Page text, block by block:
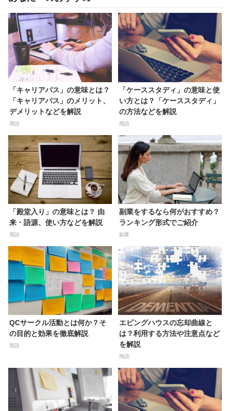
「キャリアパス」の意味とは？
「キャリアパス」のメリット、
デメリットなどを解説
用語
「ケーススタディ」の意味と使
い方とは？「ケーススタディ」
の方法などを解説
用語
「殿堂入り」の意味とは？ 由
来・語源、使い方などを解説
用語
副業をするなら何がおすすめ？
ランキング形式でご紹介
副業
QCサークル活動とは何か？そ
の目的と効果を徹底解説
用語
エビングハウスの忘却曲線と
は？利用する方法や注意点など
を解説
用語